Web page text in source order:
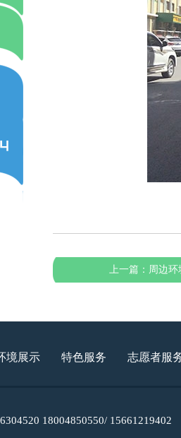
上一篇： 周边环
境展示 特色服务 志愿者服
18004850550/ 15661219402